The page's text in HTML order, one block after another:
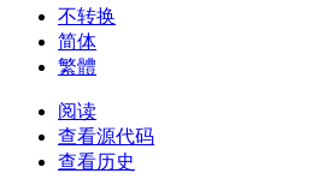
不转换
简体
繁體
阅读
查看源代码
查看历史